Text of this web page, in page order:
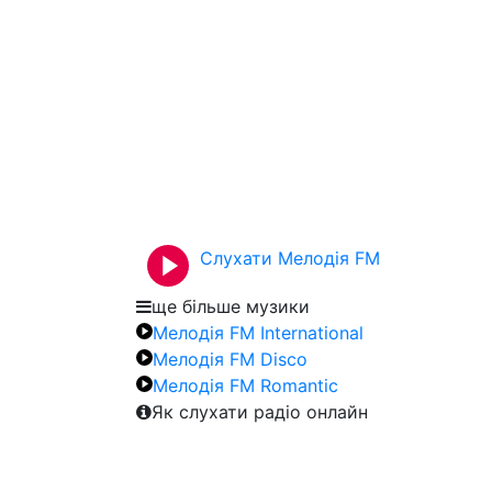
Слухати Мелодія FM
ще більше музики
Мелодія FM International
Мелодія FM Disco
Мелодія FM Romantic
Як слухати радіо онлайн